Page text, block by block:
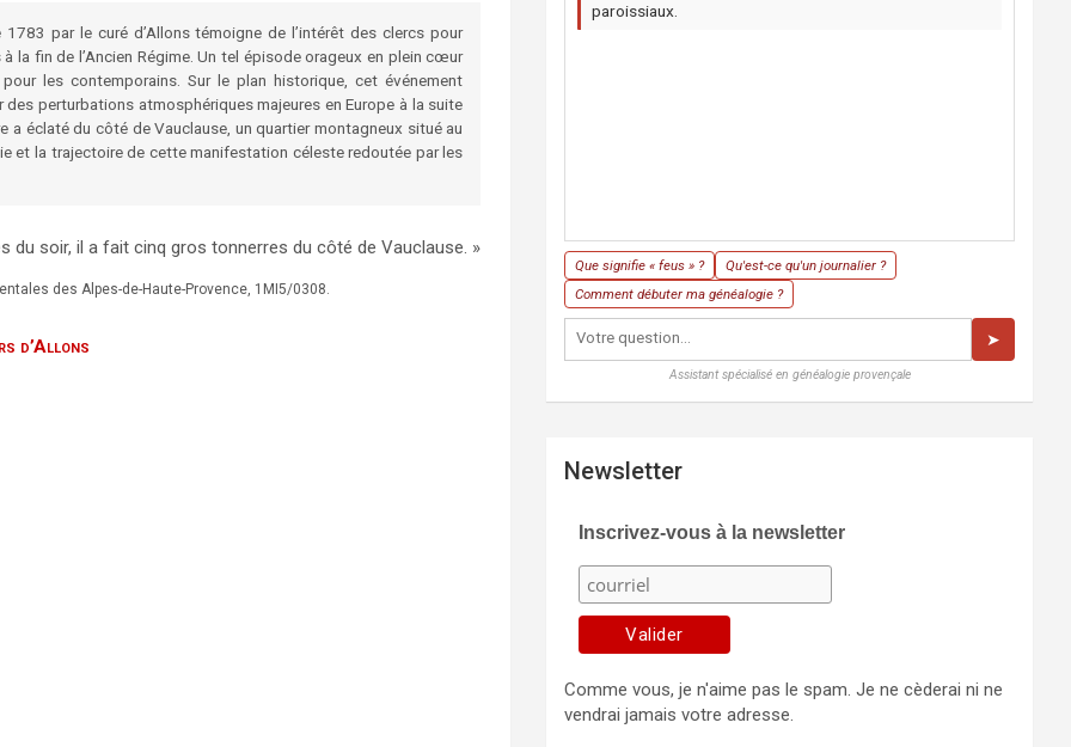
par le curé d’Allons témoigne de l’intérêt des clercs pour
la fin de l’Ancien Régime. Un tel épisode orageux en plein cœur
les contemporains. Sur le plan historique, cet événement
perturbations atmosphériques majeures en Europe à la suite
a éclaté du côté de Vauclause, un quartier montagneux situé au
et la trajectoire de cette manifestation céleste redoutée par les
du soir, il a fait cinq gros tonnerres du côté de Vauclause. »
des Alpes-de-Haute-Provence, 1MI5/0308.
d’Allons
paroissiaux.
Que signifie « feus » ?
Qu'est-ce qu'un journalier ?
Comment débuter ma généalogie ?
➤
Assistant spécialisé en généalogie provençale
Newsletter
Inscrivez-vous à la newsletter
Comme vous, je n'aime pas le spam. Je ne cèderai ni ne
vendrai jamais votre adresse.